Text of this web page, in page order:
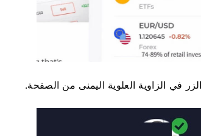
في الزاوية العلوية اليمنى من الصفحة.